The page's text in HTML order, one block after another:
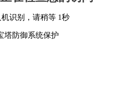
识别，请稍等 1秒
塔防御系统保护